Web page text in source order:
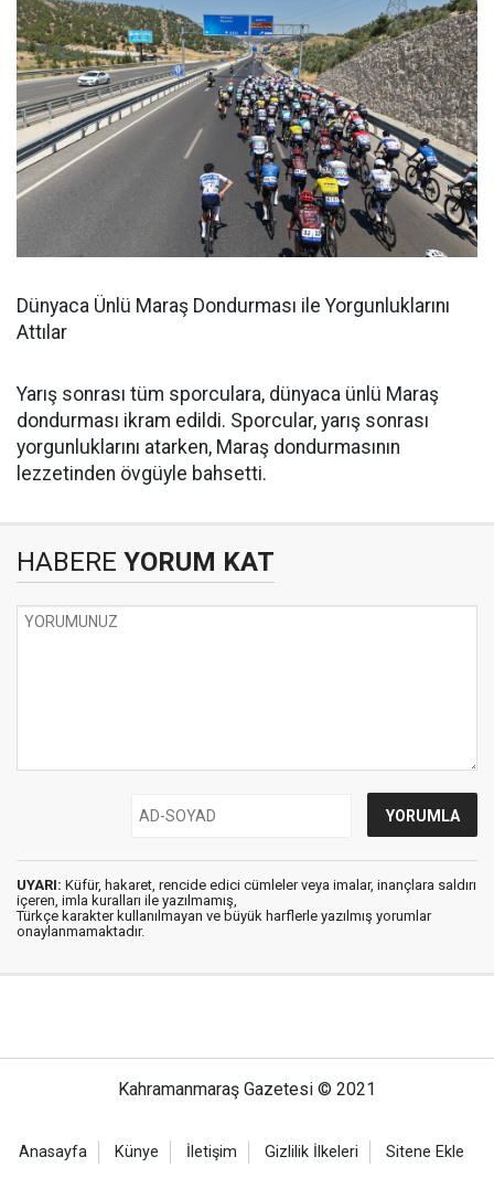
Dünyaca Ünlü Maraş Dondurması ile Yorgunluklarını
Attılar
Yarış sonrası tüm sporculara, dünyaca ünlü Maraş
dondurması ikram edildi. Sporcular, yarış sonrası
yorgunluklarını atarken, Maraş dondurmasının
lezzetinden övgüyle bahsetti.
HABERE YORUM KAT
UYARI: Küfür, hakaret, rencide edici cümleler veya imalar, inançlara saldırı
içeren, imla kuralları ile yazılmamış,
Türkçe karakter kullanılmayan ve büyük harflerle yazılmış yorumlar
onaylanmamaktadır.
Kahramanmaraş Gazetesi © 2021
Anasayfa Künye İletişim Gizlilik İlkeleri Sitene Ekle